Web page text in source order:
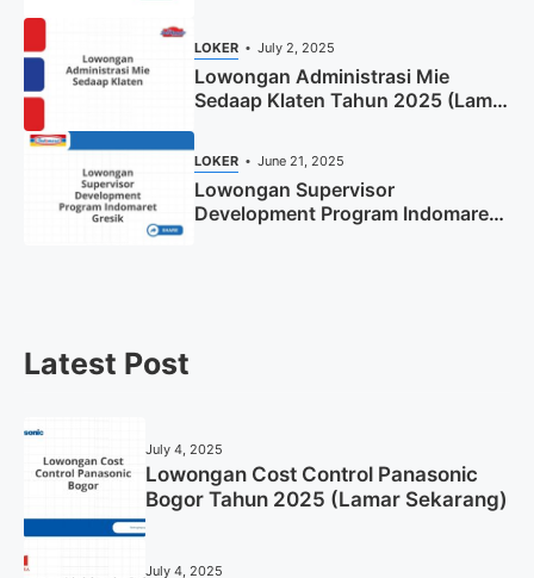
LOKER July 2, 2025
Lowongan Administrasi Mie
Sedaap Klaten Tahun 2025 (Lamar
LOKER June 21, 2025
Lowongan Supervisor
Development Program Indomaret
Latest Post
July 4, 2025
Lowongan Cost Control Panasonic
Bogor Tahun 2025 (Lamar Sekarang)
July 4, 2025